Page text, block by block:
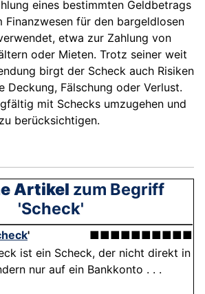
eines bestimmten Geldbetrags
Finanzwesen für den bargeldlosen
etwa zur Zahlung von
oder Mieten. Trotz seiner weit
birgt der Scheck auch Risiken
Deckung, Fälschung oder Verlust.
mit Schecks umzugehen und
berücksichtigen.
Artikel zum Begriff
'Scheck'
'
■■■■■■■■■■
ist ein Scheck, der nicht direkt in
nur auf ein Bankkonto . . .